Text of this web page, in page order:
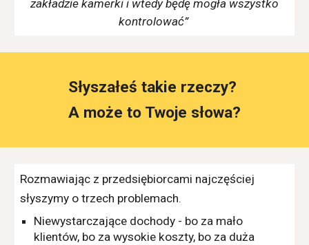
zakładzie kamerki i wtedy będę mogła wszystko
kontrolować”
Słyszałeś takie rzeczy?
A może to Twoje słowa?
Rozmawiając z przedsiębiorcami najczęściej
słyszymy o trzech problemach.
Niewystarczające dochody - bo za mało
klientów, bo za wysokie koszty, bo za duża